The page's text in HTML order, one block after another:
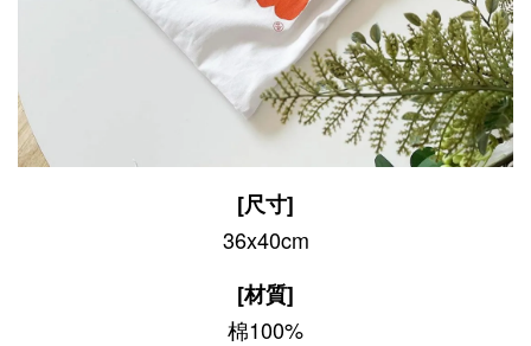
[尺寸]
36x40cm
[材質]
棉100%